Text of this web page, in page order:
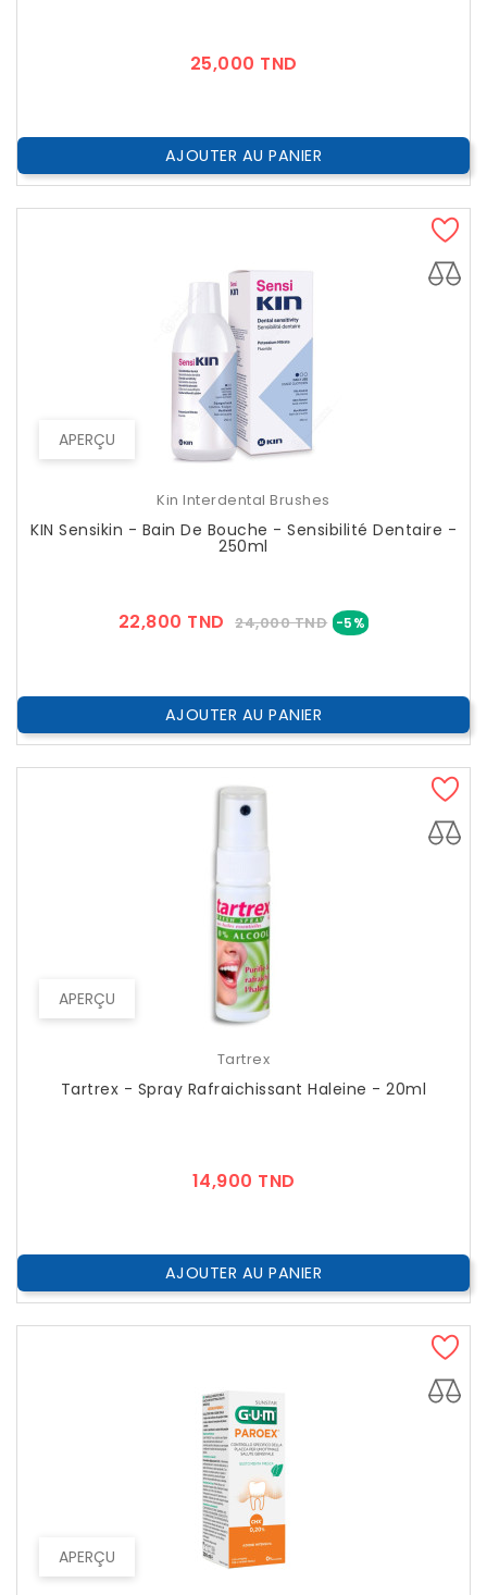
25,000 TND
AJOUTER AU PANIER
APERÇU
Kin Interdental Brushes
KIN Sensikin - Bain De Bouche - Sensibilité Dentaire -
250ml
22,800 TND Prix
24,000 TND -5%Prix
AJOUTER AU PANIER
APERÇU
Tartrex
Tartrex - Spray Rafraichissant Haleine - 20ml
14,900 TND
AJOUTER AU PANIER
APERÇU